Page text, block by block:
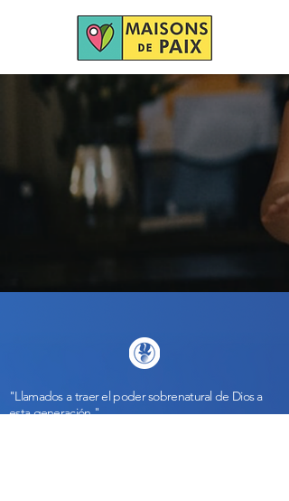
"Llamados a traer el poder sobrenatural de Dios a
esta generación.".